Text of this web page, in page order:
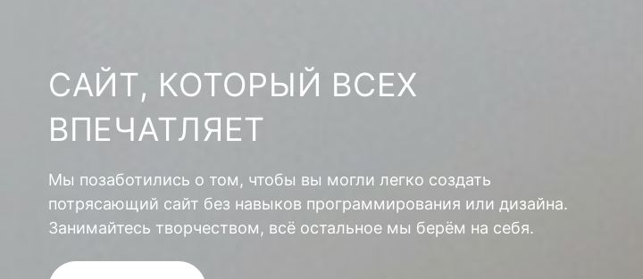
САЙТ, КОТОРЫЙ ВСЕХ
ВПЕЧАТЛЯЕТ
Мы позаботились о том, чтобы вы могли легко создать
потрясающий сайт без навыков программирования или дизайна.
Занимайтесь творчеством, всё остальное мы берём на себя.